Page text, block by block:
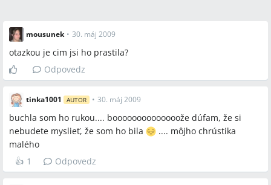
mousunek • 30. máj 2009
otazkou je cim jsi ho prastila?
Odpovedz
tinka1001 AUTOR • 30. máj 2009
buchla som ho rukou.... boooooooooooooože dúfam, že si
nebudete myslieť, že som ho bila
.... môjho chrústika
malého
👍 1 Odpovedz